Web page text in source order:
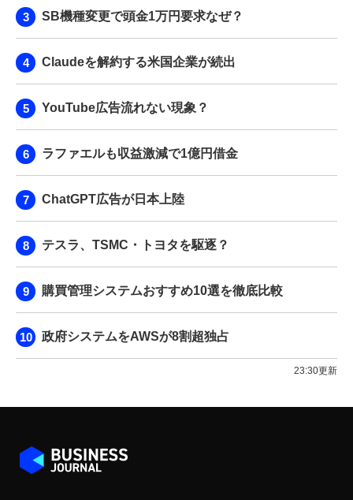
SB機種変更で頭金1万円要求なぜ？
Claudeを解約する米国企業が続出
YouTube広告流れない現象？
ラファエルも収益激減で1億円借金
ChatGPT広告が日本上陸
テスラ、TSMC・トヨタを駆逐？
購買管理システムおすすめ10選を徹底比較
政府システムをAWSが8割超独占
23:30更新